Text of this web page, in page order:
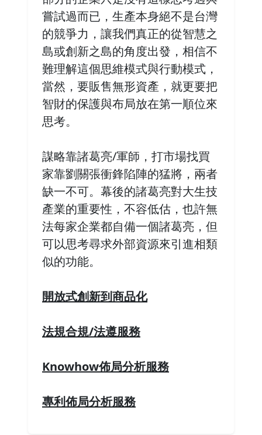
嘗試過而已，生產本身絕不是台灣
的競爭力，讓我們真正的從智慧之
島或創新之島的角度出發，相信不
難理解這個思維模式與行動模式，
當然，要販售無形資產，就更要把
智財的保護與布局放在第一順位來
思考。
謀略靠諸葛亮/軍師，打市場找買
家靠劉關張衝鋒陷陣的猛將，兩者
缺一不可。幕後的諸葛亮對大生技
產業的重要性，不容低估，也許無
法每家企業都自備一個諸葛亮，但
可以思考尋求外部資源來引進相類
似的功能。
開放式創新到商品化
法規合規/法遵服務
Knowhow佈局分析服務
專利佈局分析服務